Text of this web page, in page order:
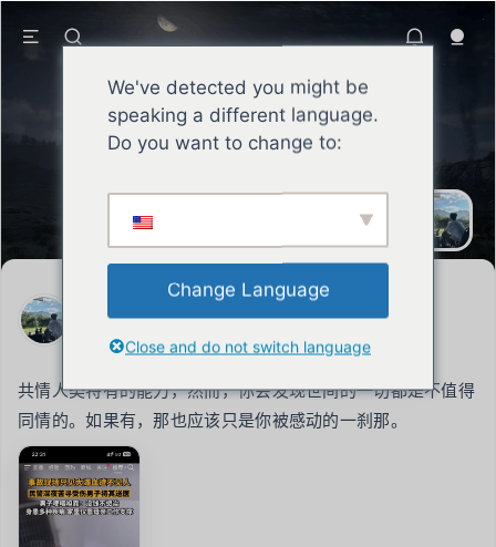
SEAN
君子自强不息承担责任，积攒声誉，铮
铮劲骨昂扬向上。
共情人类特有的能力，然而，你会发现世间的一切都是不值得
同情的。如果有，那也应该只是你被感动的一刹那。
We've detected you might be
speaking a different language.
Do you want to change to:
Change Language
Close and do not switch language